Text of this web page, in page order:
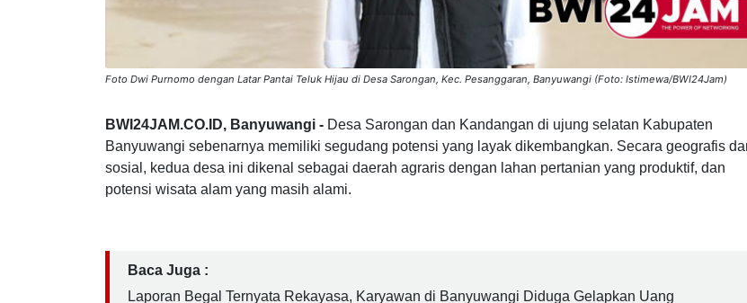
Foto Dwi Purnomo dengan Latar Pantai Teluk Hijau di Desa Sarongan, Kec. Pesanggaran, Banyuwangi (Foto: Istimewa/BWI24Jam)
BWI24JAM.CO.ID, Banyuwangi -
Desa Sarongan dan Kandangan di ujung selatan Kabupaten
Banyuwangi sebenarnya memiliki segudang potensi yang layak dikembangkan. Secara geografis dan